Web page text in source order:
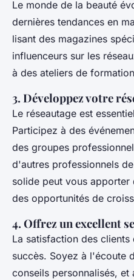
Le monde de la beauté
dernières tendances en
lisant des magazines
influenceurs sur les
à des ateliers de
3. Développez votre
Le réseautage est
Participez à des
des groupes
d'autres professionnels
solide peut vous apporter
des opportunités de
4. Offrez un excellent
La satisfaction des
succès. Soyez à l'écoute
conseils personnalisés,